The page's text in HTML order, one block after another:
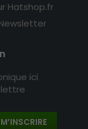
Hatshop.fr
ici
lettre
M’INSCRIRE